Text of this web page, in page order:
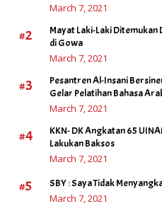
March 7, 2021
#2
Mayat Laki-Laki
di Gowa
March 7, 2021
#3
Pesantren Al-Insani
Gelar Pelatihan Bahasa
March 7, 2021
#4
KKN- DK Angkatan 65
Lakukan Baksos
March 7, 2021
#5 SBY : Saya Tidak
March 7, 2021